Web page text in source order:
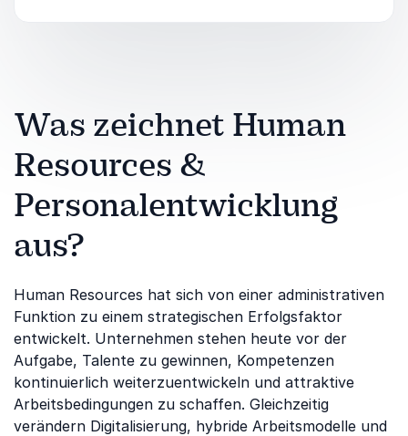
Was zeichnet Human
Resources &
Personalentwicklung
aus?
Human Resources hat sich von einer administrativen
Funktion zu einem strategischen Erfolgsfaktor
entwickelt. Unternehmen stehen heute vor der
Aufgabe, Talente zu gewinnen, Kompetenzen
kontinuierlich weiterzuentwickeln und attraktive
Arbeitsbedingungen zu schaffen. Gleichzeitig
verändern Digitalisierung, hybride Arbeitsmodelle und